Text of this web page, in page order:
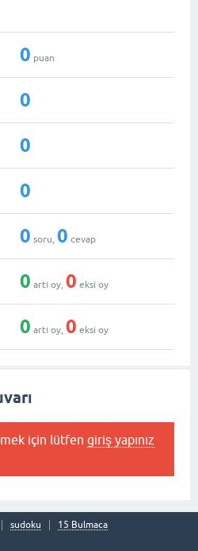
0 puan
0
0
0
0 soru, 0 cevap
0 artı oy, 0 eksi oy
0 artı oy, 0 eksi oy
için lütfen giriş yapınız
sudoku
15 Bulmaca